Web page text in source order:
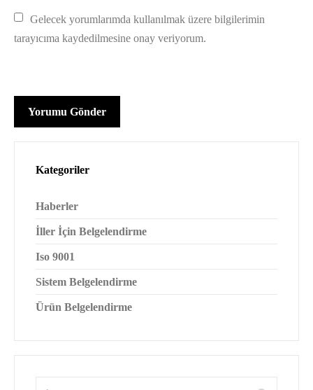
Gelecek yorumlarımda kullanılmak üzere bilgilerimin
tarayıcıma kaydedilmesine onay veriyorum.
Kategoriler
Haberler
İller İçin Belgelendirme
Iso 9001
Sistem Belgelendirme
Ürün Belgelendirme